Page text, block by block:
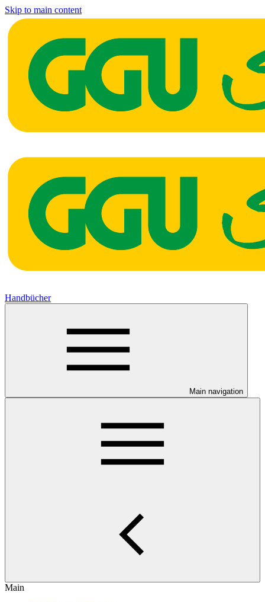
Skip to main content
Handbücher
Main navigation
Main